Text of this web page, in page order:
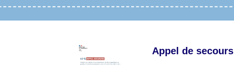
Appel de secours